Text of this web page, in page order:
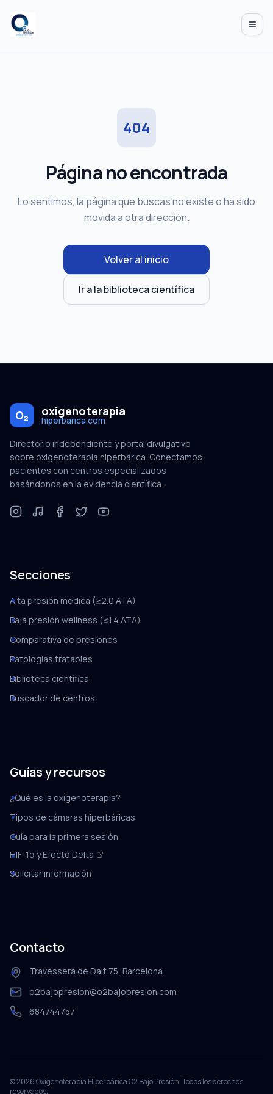
Abrir
404
Página no encontrada
Lo sentimos, la página que buscas no existe o ha sido
movida a otra dirección.
Volver al inicio
Ir a la biblioteca científica
O₂ oxigenoterapia
hiperbarica.com
Directorio independiente y portal divulgativo
sobre oxigenoterapia hiperbárica. Conectamos
pacientes con centros especializados
basándonos en la evidencia científica.
Secciones
Alta presión médica (≥2.0 ATA)
Baja presión wellness (≤1.4 ATA)
Comparativa de presiones
Patologías tratables
Biblioteca científica
Buscador de centros
Guías y recursos
¿Qué es la oxigenoterapia?
Tipos de cámaras hiperbáricas
Guía para la primera sesión
HIF-1α y Efecto Delta
Solicitar información
Contacto
Travessera de Dalt 75, Barcelona
o2bajopresion@o2bajopresion.com
684744757
©2026Oxigenoterapia Hiperbárica O2 Bajo Presión. Todos los derechos
reservados.